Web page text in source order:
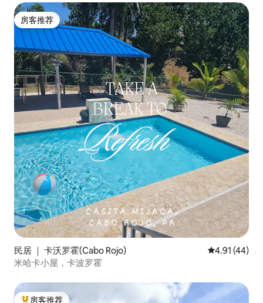
房客推荐
房客推荐
民居 ｜ 卡沃罗霍(Cabo Rojo) 平均评分
4.91 (44)
米哈卡小屋，卡波罗霍
房客推荐